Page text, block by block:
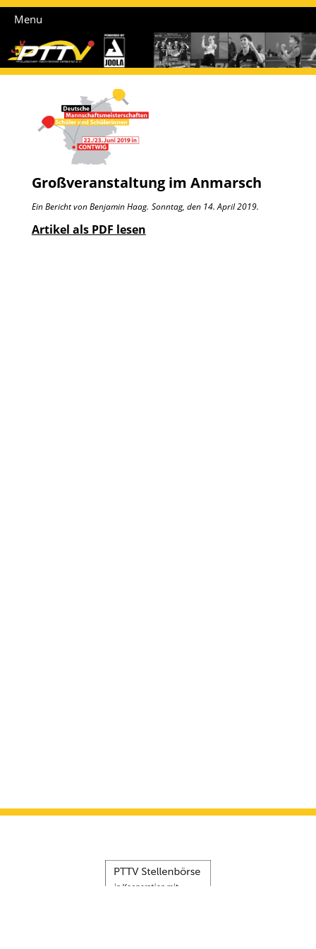
Menu
Großveranstaltung im Anmarsch
Ein Bericht von Benjamin Haag. Sonntag, den 14. April 2019.
Artikel als PDF lesen